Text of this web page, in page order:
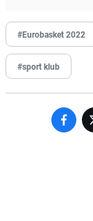
#Eurobasket 2022
#sport klub